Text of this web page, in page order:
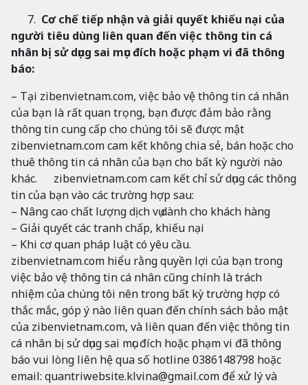
7. Cơ chế tiếp nhận và giải quyết khiếu nại của
người tiêu dùng liên quan đến việc thông tin cá
nhân bị sử dụng sai mục đích hoặc phạm vi đã thông
báo:
– Tại zibenvietnam.com, việc bảo vệ thông tin cá nhân
của bạn là rất quan trọng, bạn được đảm bảo rằng
thông tin cung cấp cho chúng tôi sẽ được mật
zibenvietnam.com cam kết không chia sẻ, bán hoặc cho
thuê thông tin cá nhân của bạn cho bất kỳ người nào
khác. zibenvietnam.com cam kết chỉ sử dụng các thông
tin của bạn vào các trường hợp sau:
– Nâng cao chất lượng dịch vụ dành cho khách hàng
– Giải quyết các tranh chấp, khiếu nại
– Khi cơ quan pháp luật có yêu cầu.
zibenvietnam.com hiểu rằng quyền lợi của bạn trong
việc bảo vệ thông tin cá nhân cũng chính là trách
nhiệm của chúng tôi nên trong bất kỳ trường hợp có
thắc mắc, góp ý nào liên quan đến chính sách bảo mật
của zibenvietnam.com, và liên quan đến việc thông tin
cá nhân bị sử dụng sai mục đích hoặc phạm vi đã thông
báo vui lòng liên hệ qua số hotline 0386148798 hoặc
email: quantriwebsite.klvina@gmail.com để xử lý và